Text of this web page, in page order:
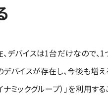
デバイスは1台だけなので、1
バイスが存在し、今後も増
ミックグループ）」を利用す